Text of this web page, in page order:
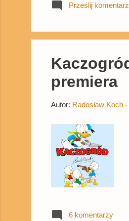
Prześlij komentarz
premiera
Autor: Radosław Koch -
6 komentarzy